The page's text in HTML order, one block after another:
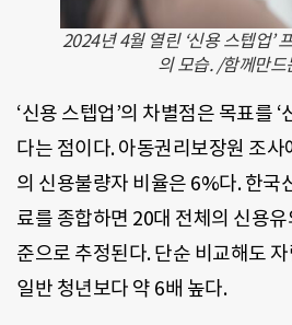
2024년 4월 열린 ‘신용 스텝업’
의 모습. /함께만드
‘신용 스텝업’의 차별점은 목표를
다는 점이다. 아동권리보장원 조
의 신용불량자 비율은 6%다. 한국
료를 종합하면 20대 전체의 신용
준으로 추정된다. 단순 비교해도
일반 청년보다 약 6배 높다.